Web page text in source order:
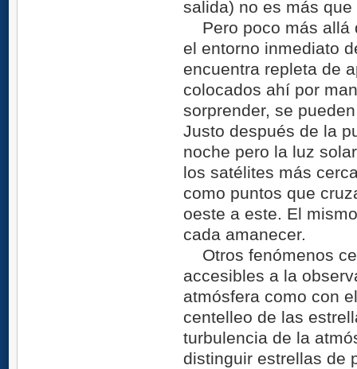
salida) no es más
Pero poco más allá
el entorno inmediato
encuentra repleta de
colocados ahí por
sorprender, se
Justo después de la
noche pero la luz
los satélites más
como puntos que
oeste a este. El
cada amanecer.
Otros fenómenos
accesibles a la
atmósfera como con
centelleo de las
turbulencia de la
distinguir estrellas de